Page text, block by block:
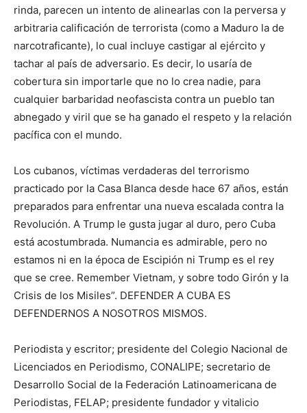
rinda, parecen un intento de alinearlas con la perversa y
arbitraria calificación de terrorista (como a Maduro la de
narcotraficante), lo cual incluye castigar al ejército y
tachar al país de adversario. Es decir, lo usaría de
cobertura sin importarle que no lo crea nadie, para
cualquier barbaridad neofascista contra un pueblo tan
abnegado y viril que se ha ganado el respeto y la relación
pacífica con el mundo.
Los cubanos, víctimas verdaderas del terrorismo
practicado por la Casa Blanca desde hace 67 años, están
preparados para enfrentar una nueva escalada contra la
Revolución. A Trump le gusta jugar al duro, pero Cuba
está acostumbrada. Numancia es admirable, pero no
estamos ni en la época de Escipión ni Trump es el rey
que se cree. Remember Vietnam, y sobre todo Girón y la
Crisis de los Misiles”. DEFENDER A CUBA ES
DEFENDERNOS A NOSOTROS MISMOS.
Periodista y escritor; presidente del Colegio Nacional de
Licenciados en Periodismo, CONALIPE; secretario de
Desarrollo Social de la Federación Latinoamericana de
Periodistas, FELAP; presidente fundador y vitalicio